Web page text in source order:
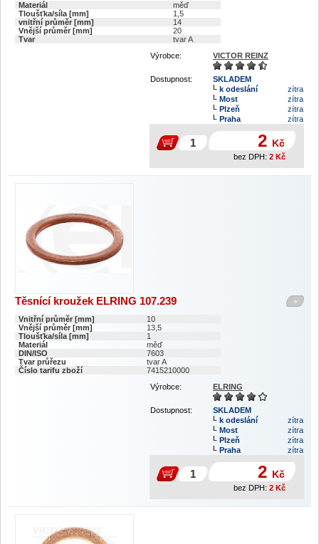
Materiál
měď
Tloušťka/síla [mm]
1,5
vnitřní průměr [mm]
14
Vnější průměr [mm]
20
Tvar
tvar A
Výrobce:
VICTOR REINZ
Dostupnost:
SKLADEM
k odeslání
zítra
Most
zítra
Plzeň
zítra
Praha
zítra
2 Kč
bez DPH: 2 Kč
+
Těsnící kroužek ELRING 107.239
Vnitřní průměr [mm]
10
Vnější průměr [mm]
13,5
Tloušťka/síla [mm]
1
Materiál
měď
DIN/ISO
7603
Tvar průřezu
tvar A
Číslo tarifu zboží
7415210000
Výrobce:
ELRING
Dostupnost:
SKLADEM
k odeslání
zítra
Most
zítra
Plzeň
zítra
Praha
zítra
2 Kč
bez DPH: 2 Kč